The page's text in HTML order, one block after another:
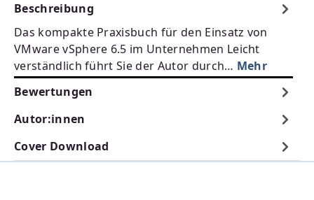
Beschreibung
Das kompakte Praxisbuch für den Einsatz von
VMware vSphere 6.5 im Unternehmen Leicht
verständlich führt Sie der Autor durch… Mehr
Bewertungen
Autor:innen
Cover Download